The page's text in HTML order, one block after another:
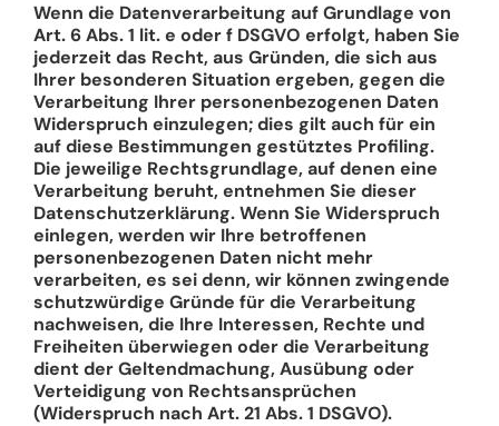
Wenn die Datenverarbeitung auf Grundlage von
Art. 6 Abs. 1 lit. e oder f DSGVO erfolgt, haben Sie
jederzeit das Recht, aus Gründen, die sich aus
Ihrer besonderen Situation ergeben, gegen die
Verarbeitung Ihrer personenbezogenen Daten
Widerspruch einzulegen; dies gilt auch für ein
auf diese Bestimmungen gestütztes Profiling.
Die jeweilige Rechtsgrundlage, auf denen eine
Verarbeitung beruht, entnehmen Sie dieser
Datenschutzerklärung. Wenn Sie Widerspruch
einlegen, werden wir Ihre betroffenen
personenbezogenen Daten nicht mehr
verarbeiten, es sei denn, wir können zwingende
schutzwürdige Gründe für die Verarbeitung
nachweisen, die Ihre Interessen, Rechte und
Freiheiten überwiegen oder die Verarbeitung
dient der Geltendmachung, Ausübung oder
Verteidigung von Rechtsansprüchen
(Widerspruch nach Art. 21 Abs. 1 DSGVO).